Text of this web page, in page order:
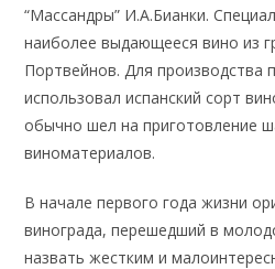
“Массандры” И.А.Бианки.
наиболее выдающееся вино из
Портвейнов. Для производства
использовал испанский сорт
обычно шел на приготовление
виноматериалов.
В начале первого года жизни
винограда, перешедший в
назвать жестким и